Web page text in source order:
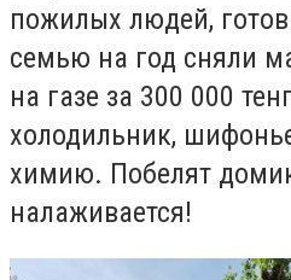
пожилых людей,
семью на год сняли
на газе за 300 000
холодильник,
химию. Побелят
налаживается!